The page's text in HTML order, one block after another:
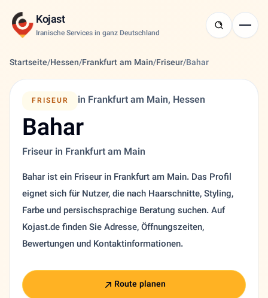
Kojast
Iranische Services in ganz Deutschland
Startseite/Hessen/Frankfurt am Main/Friseur/Bahar
FRISEUR in Frankfurt am Main, Hessen
Bahar
Friseur in Frankfurt am Main
Bahar ist ein Friseur in Frankfurt am Main. Das Profil
eignet sich für Nutzer, die nach Haarschnitte, Styling,
Farbe und persischsprachige Beratung suchen. Auf
Kojast.de finden Sie Adresse, Öffnungszeiten,
Bewertungen und Kontaktinformationen.
Route planen